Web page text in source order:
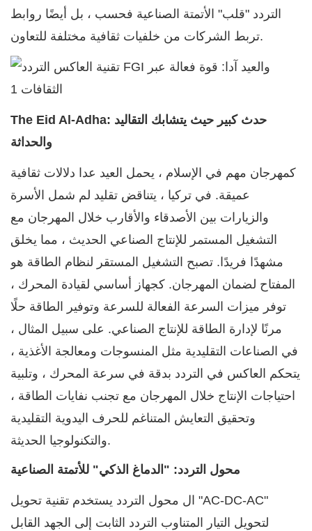
التردد "قلب" الأتمتة الصناعية فحسب ، بل أيضًا روابط
تربط الشركات من خلفيات ثقافية مختلفة للتعاون.
The Eid Al-Adha: حدث كبير حيث يتشابك التقاليد
والحداثة
كمهرجان مهم في الإسلام ، يحمل العيد عدا دلالات ثقافية
عميقة. في تركيا ، يتناقض تقليد لم شمل الأسرة
والزيارات بين الأصدقاء والأقارب خلال المهرجان مع
التشغيل المستمر للإنتاج الصناعي الحديث ، مما يخلق
مشهدًا فريدًا. تصبح التشغيل المستقر لنظام الطاقة هو
المفتاح لضمان المهرجان. كجهاز أساسي لقيادة المحرك ،
توفر ميزات السرعة الفعالة للسرعة وتوفير الطاقة حلًا
مرنًا لإدارة الطاقة للإنتاج الصناعي. على سبيل المثال ،
في الصناعات التقليدية مثل المنسوجات ومعالجة الأغذية ،
يتحكم العاكس في التردد بدقة في سرعة المحرك ، وتلبية
احتياجات الإنتاج خلال المهرجان مع تجنب نفايات الطاقة ،
وتحقيق التعايش المتناغم للحرف اليدوية التقليدية
والتكنولوجيا الحديثة.
محول التردد: "الدماغ الذكي" للأتمتة الصناعية
ال محول التردد يستخدم تقنية تحويل "AC-DC-AC"
لتحويل التيار المتناوب التردد الثابت إلى الجهد القابل